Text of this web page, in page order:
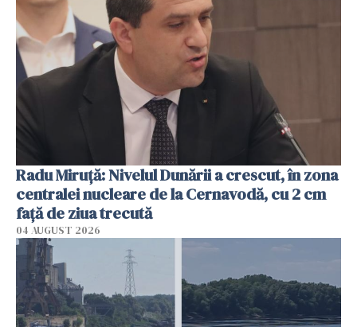
Radu Miruţă: Nivelul Dunării a crescut, în zona
centralei nucleare de la Cernavodă, cu 2 cm
faţă de ziua trecută
04 AUGUST 2026